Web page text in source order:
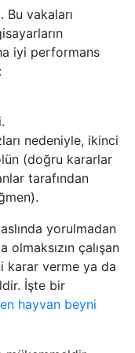
Bu vakaları
iyi performans
nedeniyle, ikinci
(doğru kararlar
tarafından
yorulmadan
olmaksızın çalışan
karar verme ya da
İşte bir
hayvan beyni